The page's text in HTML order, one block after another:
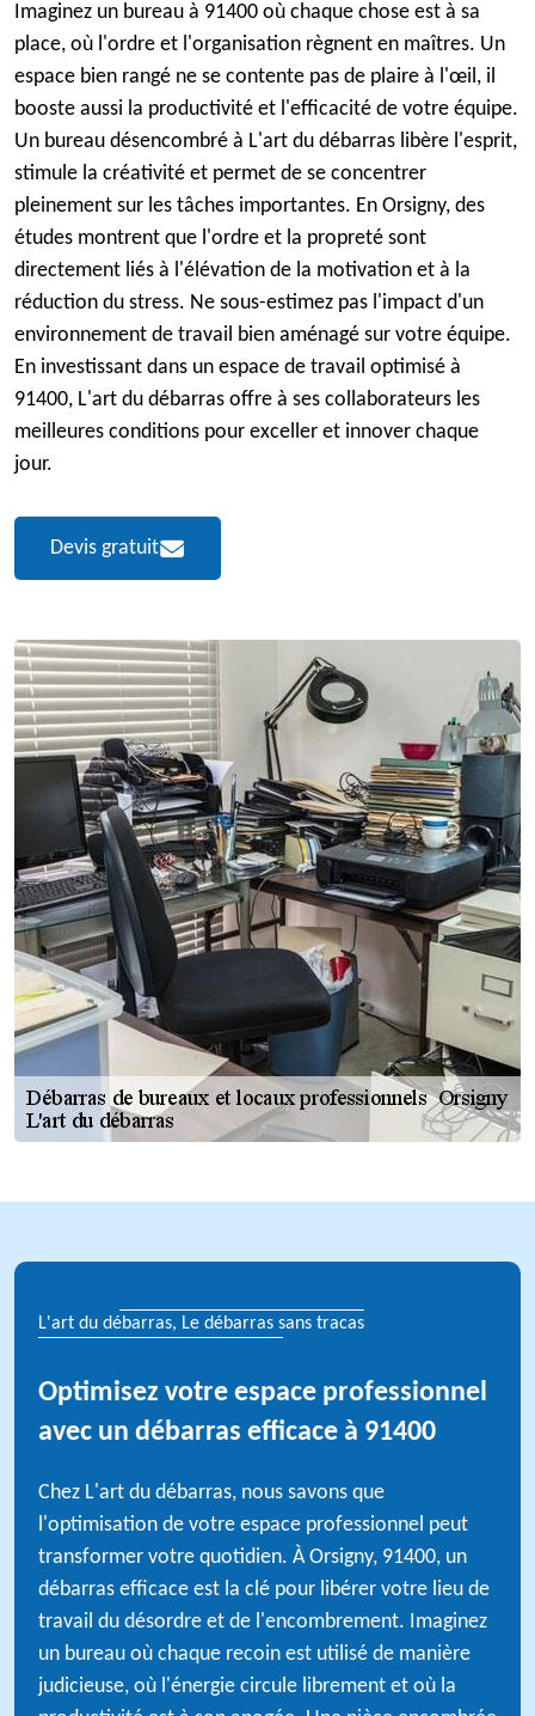
Imaginez un bureau à 91400 où chaque chose est à sa
place, où l'ordre et l'organisation règnent en maîtres. Un
espace bien rangé ne se contente pas de plaire à l'œil, il
booste aussi la productivité et l'efficacité de votre équipe.
Un bureau désencombré à L'art du débarras libère l'esprit,
stimule la créativité et permet de se concentrer
pleinement sur les tâches importantes. En Orsigny, des
études montrent que l'ordre et la propreté sont
directement liés à l'élévation de la motivation et à la
réduction du stress. Ne sous-estimez pas l'impact d'un
environnement de travail bien aménagé sur votre équipe.
En investissant dans un espace de travail optimisé à
91400, L'art du débarras offre à ses collaborateurs les
meilleures conditions pour exceller et innover chaque
jour.
Devis gratuit
L'art du débarras, Le débarras sans tracas
Optimisez votre espace professionnel
avec un débarras efficace à 91400
Chez L'art du débarras, nous savons que
l'optimisation de votre espace professionnel peut
transformer votre quotidien. À Orsigny, 91400, un
débarras efficace est la clé pour libérer votre lieu de
travail du désordre et de l'encombrement. Imaginez
un bureau où chaque recoin est utilisé de manière
judicieuse, où l'énergie circule librement et où la